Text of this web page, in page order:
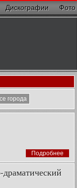
Дискографии Фото
города
Подробнее